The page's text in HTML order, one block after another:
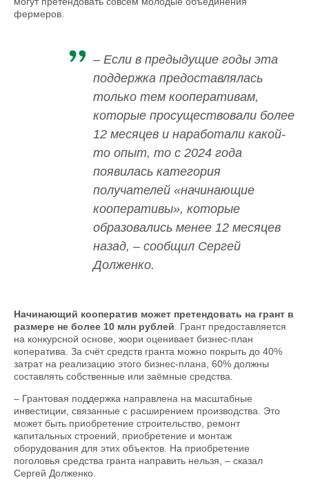
фермеров.
– Если в предыдущие годы эта
поддержка предоставлялась
только тем кооперативам,
которые просуществовали более
12 месяцев и наработали какой-
то опыт, то с 2024 года
появилась категория
получателей «начинающие
кооперативы», которые
образовались менее 12 месяцев
назад, – сообщил Сергей
Долженко.
Начинающий кооператив может претендовать на грант в
размере не более 10 млн рублей . Грант предоставляется
на конкурсной основе, жюри оценивает бизнес-план
коператива. За счёт средств гранта можно покрыть до 40%
затрат на реализацию этого бизнес-плана, 60% должны
составлять собственные или заёмные средства.
– Грантовая поддержка направлена на масштабные
инвестиции, связанные с расширением производства. Это
может быть приобретение строительство, ремонт
капитальных строений, приобретение и монтаж
оборудования для этих объектов. На приобретение
поголовья средства гранта направить нельзя, – сказал
Сергей Долженко.